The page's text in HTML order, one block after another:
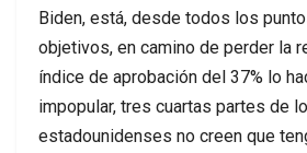
Biden, está, desde todos los
objetivos, en camino de perder la
índice de aprobación del 37% lo
impopular, tres cuartas partes de
estadounidenses no creen que